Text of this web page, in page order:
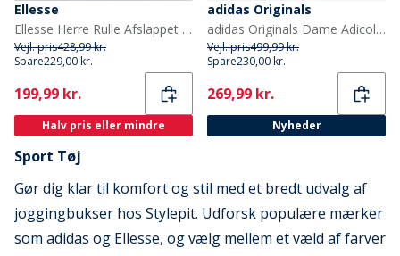
Ellesse
Ellesse Herre Rulle Afslappet Pasform Lige Ben Joggingbukser Grøn
Vejl. pris428,99 kr.
Spare229,00 kr.
Current
199,99 kr.
Halv pris eller mindre
adidas Originals
adidas Originals Dame Adicolor Superstar Træningsbukser Better Scarlet
Vejl. pris499,99 kr.
Spare230,00 kr.
Current
269,99 kr.
Nyheder
Sport Tøj
Gør dig klar til komfort og stil med et bredt udvalg af
joggingbukser hos Stylepit. Udforsk populære mærker
som adidas og Ellesse, og vælg mellem et væld af farver